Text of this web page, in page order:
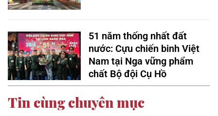
51 năm thống nhất đất
nước: Cựu chiến binh Việt
Nam tại Nga vững phẩm
chất Bộ đội Cụ Hồ
Tin cùng chuyên mục